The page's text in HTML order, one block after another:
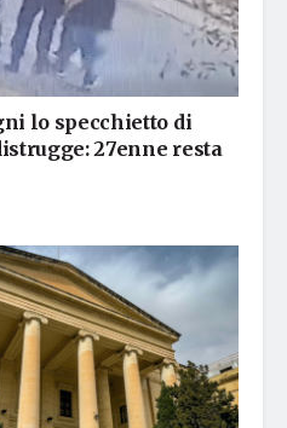
lo specchietto di
27enne resta